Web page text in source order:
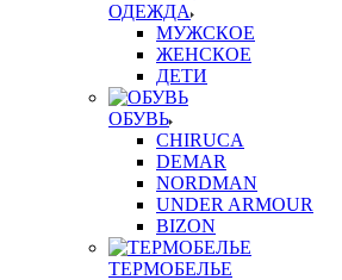
ОДЕЖДА
МУЖСКОЕ
ЖЕНСКОЕ
ДЕТИ
ОБУВЬ
CHIRUCA
DEMAR
NORDMAN
UNDER ARMOUR
BIZON
ТЕРМОБЕЛЬЕ